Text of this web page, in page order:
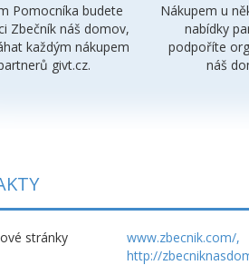
Pomocníka budete
Zbečník náš domov,
každým nákupem
givt.cz.
Nákupem u
nabídky
podpoříte
náš
stránky
www.zbecnik.com/,
http://